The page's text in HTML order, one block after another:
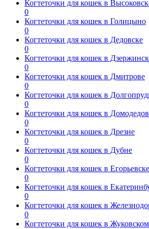
Когтеточки для кошек в
0
Когтеточки для кошек в Голицыно
0
Когтеточки для кошек в Дедовске
0
Когтеточки для кошек в
0
Когтеточки для кошек в Дмитрове
0
Когтеточки для кошек в
0
Когтеточки для кошек в
0
Когтеточки для кошек в Дрезне
0
Когтеточки для кошек в Дубне
0
Когтеточки для кошек в Егорьевске
0
Когтеточки для кошек в
0
Когтеточки для кошек в
0
Когтеточки для кошек в Жуковском